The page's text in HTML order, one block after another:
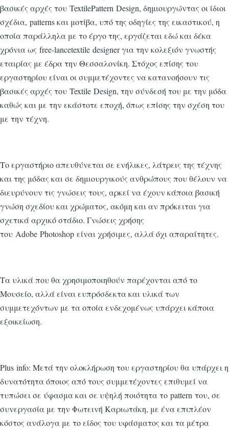
βασικές αρχές του TextilePattern Design, δημιουργώντας οι ίδιοι
σχέδια, patterns και μοτίβα, υπό της οδηγίες της εικαστικού, η
οποία παράλληλα με το έργο της, εργάζεται εδώ και δέκα
χρόνια ως free-lancetextile designer για την κολεξιόν γνωστής
εταιρίας με έδρα την Θεσσαλονίκη. Στόχος επίσης του
εργαστηρίου είναι οι συμμετέχοντες να κατανοήσουν τις
βασικές αρχές του Textile Design, την σύνδεσή του με την μόδα
καθώς και με την εκάστοτε εποχή, όπως επίσης την σχέση του
με την τέχνη.
Το εργαστήριο απευθύνεται σε ενήλικες, λάτρεις της τέχνης
και της μόδας και σε δημιουργικούς ανθρώπους που θέλουν να
διευρύνουν τις γνώσεις τους, αρκεί να έχουν κάποια βασική
γνώση σχεδίου και χρώματος, ακόμη και αν πρόκειται για
σχετικά αρχικό στάδιο. Γνώσεις χρήσης
του Adobe Photoshop είναι χρήσιμες, αλλά όχι απαραίτητες.
Τα υλικά που θα χρησιμοποιηθούν παρέχονται από το
Μουσείο, αλλά είναι ευπρόσδεκτα και υλικά των
συμμετεχόντων με τα οποία ενδεχομένως υπάρχει κάποια
εξοικείωση.
Plus info: Μετά την ολοκλήρωση του εργαστηρίου θα υπάρχει η
δυνατότητα όποιος από τους συμμετέχοντες επιθυμεί να
τυπώσει σε ύφασμα και σε υψηλή ποιότητα το pattern του, σε
συνεργασία με την Φωτεινή Καριωτάκη, με ένα επιπλέον
κόστος ανάλογα με το είδος του υφάσματος και τα μέτρα